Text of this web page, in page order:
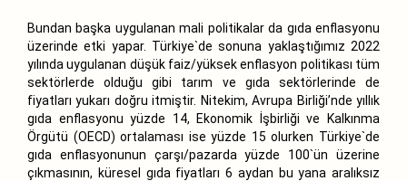
Bundan başka uygulanan mali politikalar da gıda enflasyonu
üzerinde etki yapar. Türkiye`de sonuna yaklaştığımız 2022
yılında uygulanan düşük faiz/yüksek enflasyon politikası tüm
sektörlerde olduğu gibi tarım ve gıda sektörlerinde de
fiyatları yukarı doğru itmiştir. Nitekim, Avrupa Birliği’nde yıllık
gıda enflasyonu yüzde 14, Ekonomik İşbirliği ve Kalkınma
Örgütü (OECD) ortalaması ise yüzde 15 olurken Türkiye`de
gıda enflasyonunun çarşı/pazarda yüzde 100`ün üzerine
çıkmasının, küresel gıda fiyatları 6 aydan bu yana aralıksız